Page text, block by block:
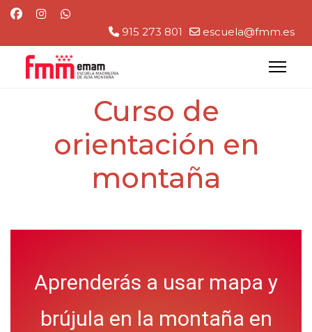
915 273 801 escuela@fmm.es
Curso de
orientación en
montaña
Aprenderás a usar mapa y
brújula en la montaña en